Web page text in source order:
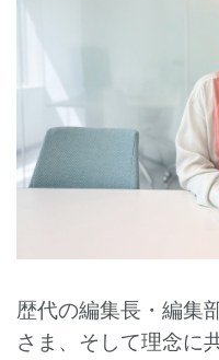
歴代の編集長・編集
さま、そして理念に